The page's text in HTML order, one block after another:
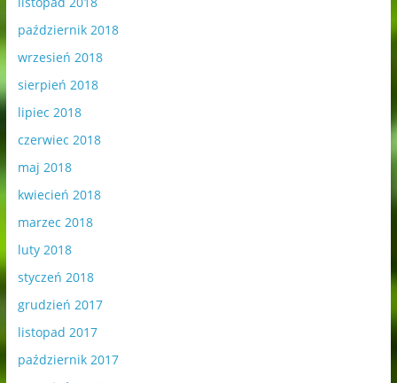
październik 2018
wrzesień 2018
sierpień 2018
lipiec 2018
czerwiec 2018
maj 2018
kwiecień 2018
marzec 2018
luty 2018
styczeń 2018
grudzień 2017
listopad 2017
październik 2017